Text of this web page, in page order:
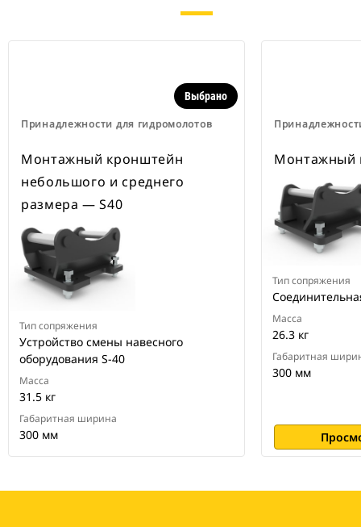
Принадлежности для гидромолотов
Выбрано
Монтажный кронштейн
небольшого и среднего
размера — S40
Тип сопряжения
Устройство смены навесного
оборудования S-40
Масса
31.5 кг
Габаритная ширина
300 мм
Монтажный
Тип сопряжения
Масса
26.3 кг
Габаритная
300 мм